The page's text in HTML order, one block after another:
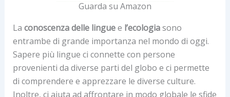
Guarda su Amazon
La conoscenza delle linguee l’ecologiasono
entrambe di grande importanza nel mondo di oggi.
Sapere più lingue ci connette con persone
provenienti da diverse parti del globo e ci permette
di comprendere e apprezzare le diverse culture.
Inoltre, ci aiuta ad affrontare in modo globale le sfide